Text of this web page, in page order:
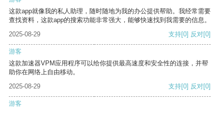
这款app就像我的私人助理，随时随地为我的办公提供帮助。我经常需要
查找资料，这款app的搜索功能非常强大，能够快速找到我需要的信息。
2025-08-29
支持[0] 反对[0]
游客
这款加速器VPM应用程序可以给你提供最高速度和安全性的连接，并帮
助你在网络上自由移动。
2025-08-29
支持[0] 反对[0]
游客